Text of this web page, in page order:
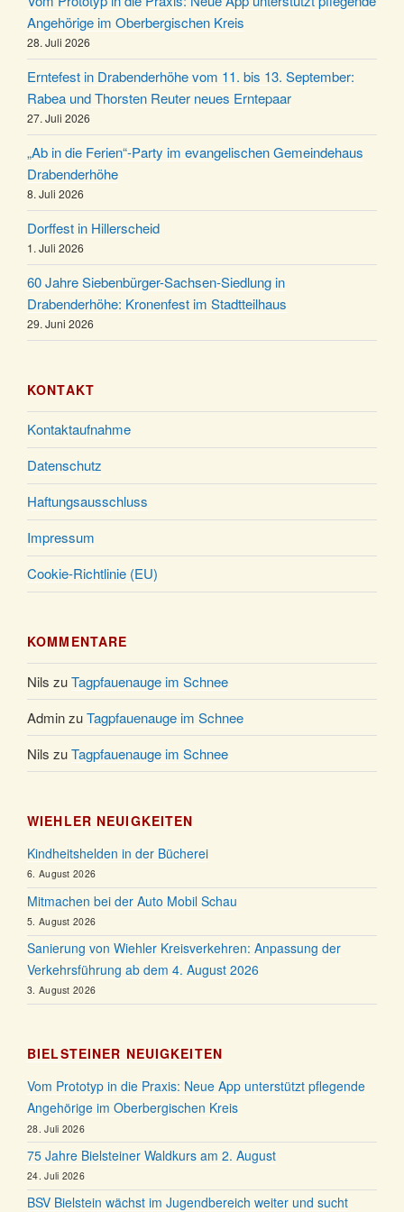
11.12.
Puer-Natus weihnachtliches Brauchtum am
Robert-Gassner-Hof um 17:00 Uhr
19.12.
Kinderbibeltag im Ev. Gemeindehaus von 10-12
Uhr
20.12.
Weihnachts-Konzert des Honterus Chors in der
Kirche um 17:00 Uhr
24.12.
Familiengottesdienst mit Krippenspiel im Ev.
Gemeindehaus um 15:00 Uhr
24.12. Familiengottesdienst in der FeG um 16 Uhr
24.12.
Weihnachtsgottesdienst in der Kirche um 15:00
Uhr
24.12.
Weihnachtsgottesdienst in der Kirche um 18:00
Uhr
Christmette mit der ev. Jugend in der Kirche um
31.12.
Gottesdienst zu Silvester in der Kirche um 18:00
Uhr
Angehörige im Oberbergischen Kreis
28. Juli 2026
Erntefest in Drabenderhöhe vom 11. bis 13. September:
Rabea und Thorsten Reuter neues Erntepaar
27. Juli 2026
„Ab in die Ferien“-Party im evangelischen Gemeindehaus
Drabenderhöhe
8. Juli 2026
Dorffest in Hillerscheid
1. Juli 2026
60 Jahre Siebenbürger-Sachsen-Siedlung in
Drabenderhöhe: Kronenfest im Stadtteilhaus
29. Juni 2026
KONTAKT
Kontaktaufnahme
Datenschutz
Haftungsausschluss
Impressum
Cookie-Richtlinie (EU)
KOMMENTARE
Nils zuTagpfauenauge im Schnee
AdminzuTagpfauenauge im Schnee
Nils zuTagpfauenauge im Schnee
WIEHLER NEUIGKEITEN
Kindheitshelden in der Bücherei
6. August 2026
Mitmachen bei der Auto Mobil Schau
5. August 2026
Sanierung von Wiehler Kreisverkehren: Anpassung der
Verkehrsführung ab dem 4. August 2026
3. August 2026
BIELSTEINER NEUIGKEITEN
Vom Prototyp in die Praxis: Neue App unterstützt pflegende
Angehörige im Oberbergischen Kreis
28. Juli 2026
75 Jahre Bielsteiner Waldkurs am 2. August
24. Juli 2026
BSV Bielstein wächst im Jugendbereich weiter und sucht